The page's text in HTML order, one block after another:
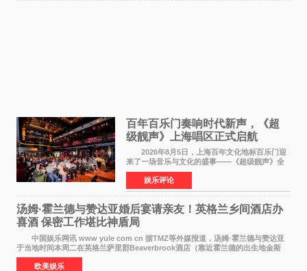
百年百乐门奏响时代新声，《超
级靓声》上海唱区正式启航
2026年8月5日，上海百年文化地标百乐门迎
来了一场音乐与文化的盛事——《超级靓声》全
国励志音乐公益节目上海唱区新闻发布会暨启动
仪式在此隆重举行。各界领导、嘉宾与媒体朋友
齐聚一堂，共同
娱乐评论
汤姆·霍兰德与赞达亚婚后宴请亲友！英格兰乡间酒店办
喜酒 保密工作堪比神盾局
中国娱乐网讯 www yule com cn 据TMZ等外媒报道，汤姆·霍兰德与赞达亚
于当地时间本周二在英格兰萨里郡Beaverbrook酒店（靠近霍兰德的出生地金斯
顿）举办婚宴，邀请家人与朋友们喝喜酒，庆祝
欧美娱乐